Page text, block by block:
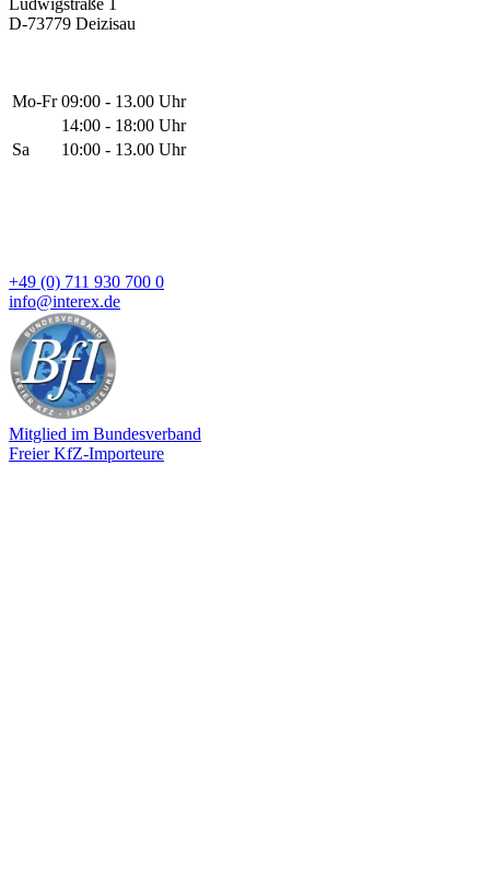
Ludwigstraße 1
D-73779 Deizisau
Mo-Fr 09:00 - 13.00 Uhr
14:00 - 18:00 Uhr
Sa
10:00 - 13.00 Uhr
+49 (0) 711 930 700 0
info@interex.de
Mitglied im Bundesverband
Freier KfZ-Importeure